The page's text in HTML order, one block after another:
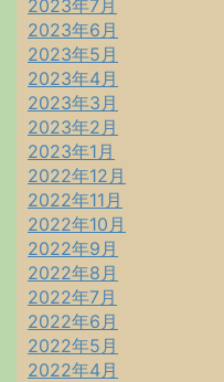
2023年7月
2023年6月
2023年5月
2023年4月
2023年3月
2023年2月
2023年1月
2022年12月
2022年11月
2022年10月
2022年9月
2022年8月
2022年7月
2022年6月
2022年5月
2022年4月